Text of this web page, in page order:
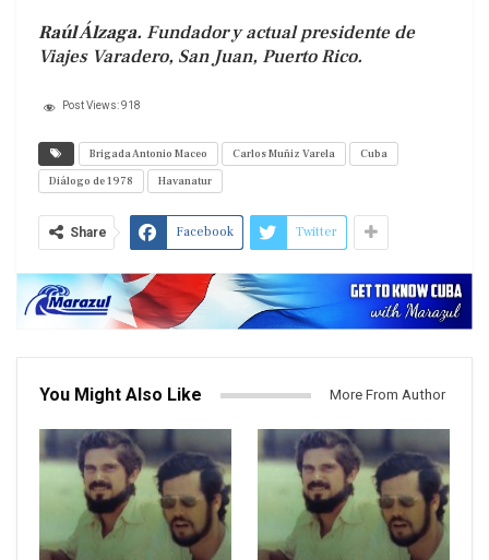
Raúl Álzaga. Fundador y actual presidente de
Viajes Varadero, San Juan, Puerto Rico.
Post Views:918
Brigada Antonio Maceo Carlos Muñiz Varela
Cuba
Diálogo de 1978
Havanatur
Share Facebook Twitter
You Might Also Like More From Author